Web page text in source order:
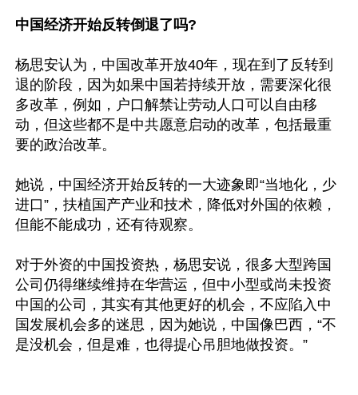
中国经济开始反转倒退了吗?
杨思安认为，中国改革开放40年，现在到了反转到
退的阶段，因为如果中国若持续开放，需要深化很
多改革，例如，户口解禁让劳动人口可以自由移
动，但这些都不是中共愿意启动的改革，包括最重
要的政治改革。
她说，中国经济开始反转的一大迹象即“当地化，少
进口”，扶植国产产业和技术，降低对外国的依赖，
但能不能成功，还有待观察。
对于外资的中国投资热，杨思安说，很多大型跨国
公司仍得继续维持在华营运，但中小型或尚未投资
中国的公司，其实有其他更好的机会，不应陷入中
国发展机会多的迷思，因为她说，中国像巴西，“不